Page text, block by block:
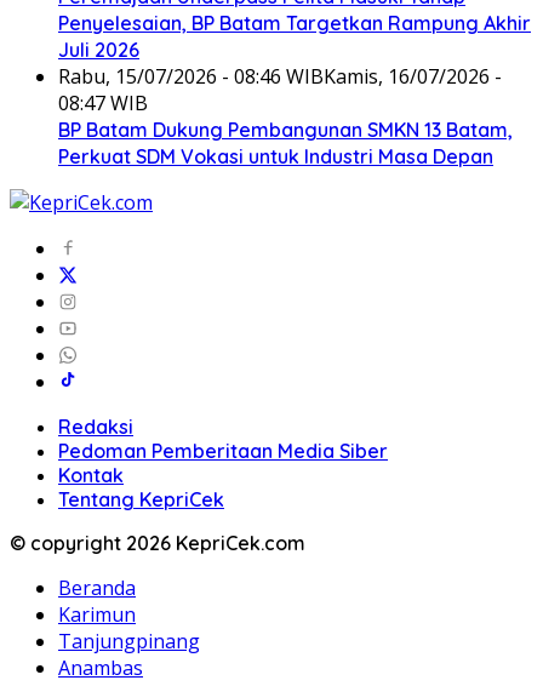
Penyelesaian, BP Batam Targetkan Rampung Akhir
Juli 2026
Rabu, 15/07/2026 - 08:46 WIBKamis, 16/07/2026 -
08:47 WIB
BP Batam Dukung Pembangunan SMKN 13 Batam,
Perkuat SDM Vokasi untuk Industri Masa Depan
Redaksi
Pedoman Pemberitaan Media Siber
Kontak
Tentang KepriCek
© copyright 2026 KepriCek.com
Beranda
Karimun
Tanjungpinang
Anambas